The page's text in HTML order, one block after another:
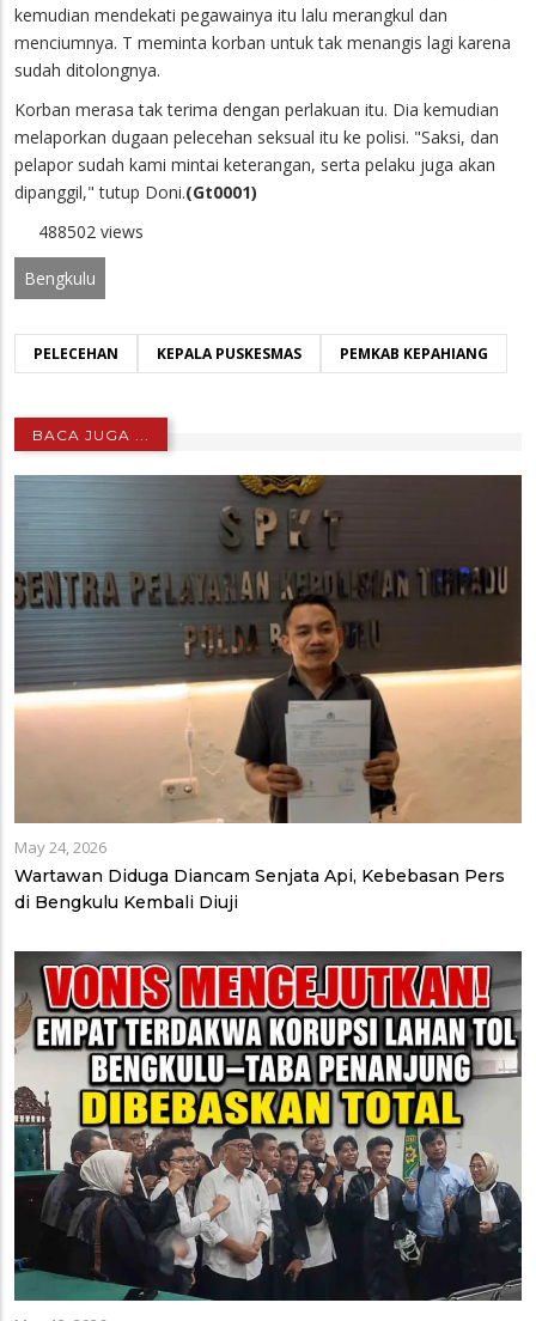
kemudian mendekati pegawainya itu lalu merangkul dan
menciumnya. T meminta korban untuk tak menangis lagi karena
sudah ditolongnya.
Korban merasa tak terima dengan perlakuan itu. Dia kemudian
melaporkan dugaan pelecehan seksual itu ke polisi. "Saksi, dan
pelapor sudah kami mintai keterangan, serta pelaku juga akan
dipanggil," tutup Doni.(Gt0001)
488502 views
Bengkulu
PELECEHAN KEPALA PUSKESMAS PEMKAB KEPAHIANG
BACA JUGA ...
May 24, 2026
Wartawan Diduga Diancam Senjata Api, Kebebasan Pers
di Bengkulu Kembali Diuji